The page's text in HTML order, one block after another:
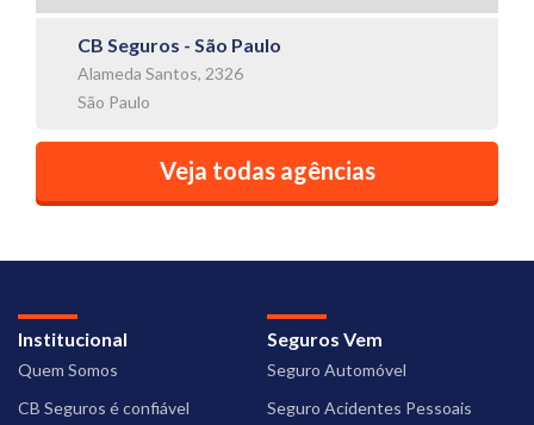
CB Seguros - São Paulo
Alameda Santos, 2326
São Paulo
Veja todas agências
Institucional
Quem Somos
CB Seguros é confiável
Seguros Vem
Seguro Automóvel
Seguro Acidentes Pessoais